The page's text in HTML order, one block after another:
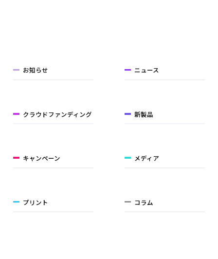
お知らせ ニュース
クラウドファンディング 新製品
キャンペーン メディア
プリント コラム